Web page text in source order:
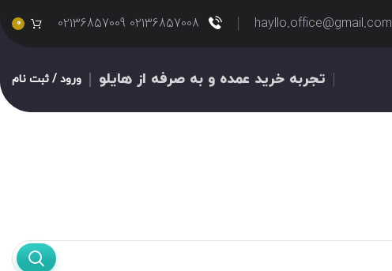
hayllo.office@gmail.com
02136857008 02136857009
0
تجربه خرید عمده و به صرفه از هایلو ورود / ثبت نام